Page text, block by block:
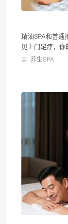
精油SPA和普通
见上门足疗，
养生SPA